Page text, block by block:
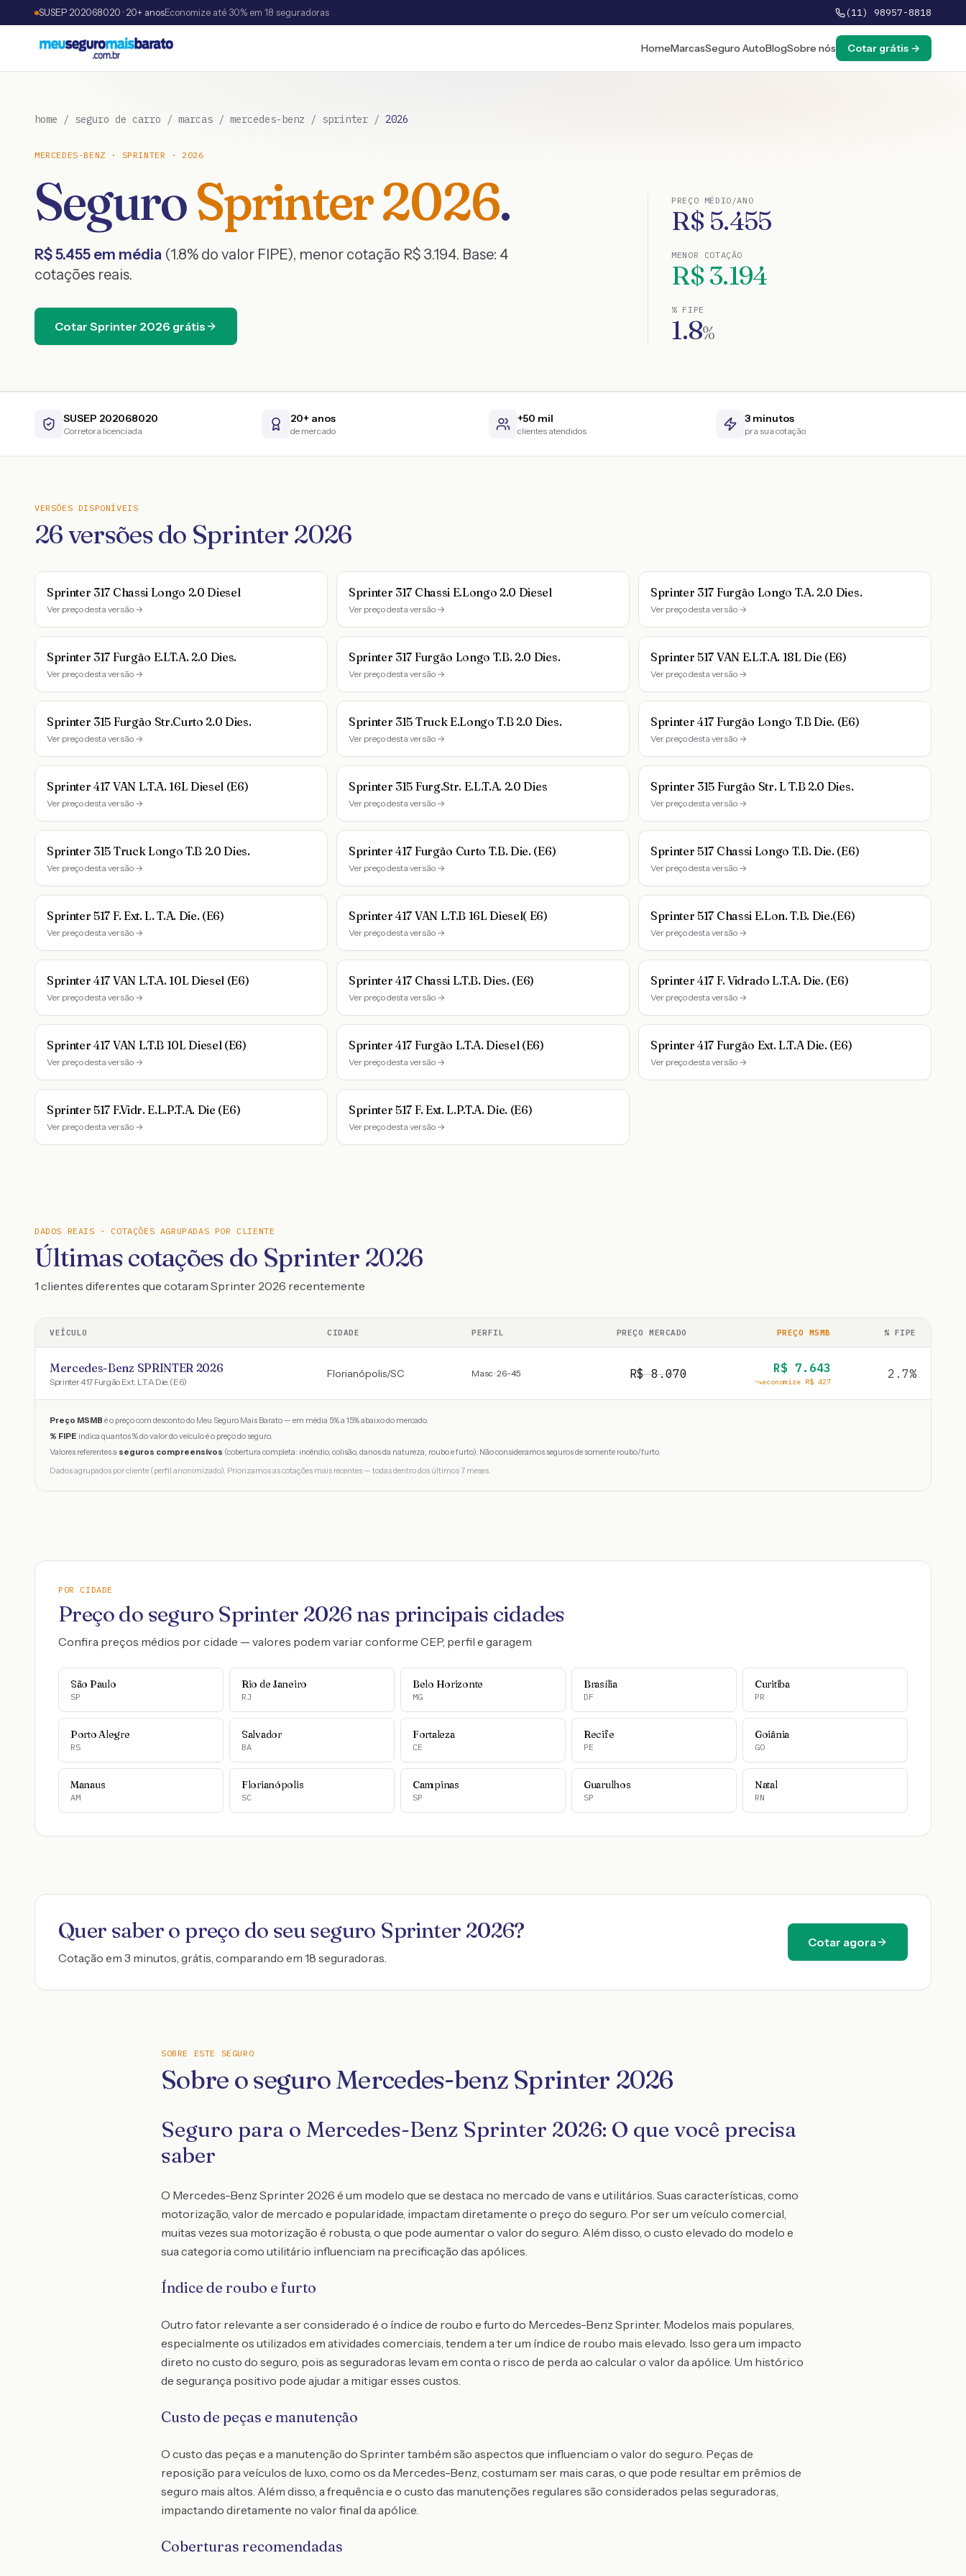
SUSEP 202068020 · 20+ anosEconomize até 30% em 18 seguradoras (11) 98957-8818
HomeMarcasSeguro AutoBlogSobre nós Cotar grátis →
home / seguro de carro / marcas / mercedes-benz / sprinter / 2026
MERCEDES-BENZ· SPRINTER · 2026
SeguroSprinter2026.
R$5.455 em média (1.8% do valor FIPE), menor cotação R$ 3.194. Base: 4
cotações reais.
Cotar Sprinter 2026 grátis
PREÇO MÉDIO/ANO
R$ 5.455
MENOR COTAÇÃO
R$ 3.194
% FIPE
1.8%
SUSEP 202068020
Corretora licenciada
20+ anos
de mercado
+50 mil
clientes atendidos
3 minutos
pra sua cotação
VERSÕES DISPONÍVEIS
26versões do Sprinter 2026
Sprinter 317 Chassi Longo 2.0 Diesel
Ver preço desta versão →
Sprinter 317 Chassi E.Longo 2.0 Diesel
Ver preço desta versão →
Sprinter 317 Furgão Longo T.A. 2.0 Dies.
Ver preço desta versão →
Sprinter 317 Furgão E.LT.A. 2.0 Dies.
Ver preço desta versão →
Sprinter 317 Furgão Longo T.B. 2.0 Dies.
Ver preço desta versão →
Sprinter 517 VAN E.L.T.A. 18L Die (E6)
Ver preço desta versão →
Sprinter 315 Furgão Str.Curto 2.0 Dies.
Ver preço desta versão →
Sprinter 315 Truck E.Longo T.B 2.0 Dies.
Ver preço desta versão →
Sprinter 417 Furgão Longo T.B Die. (E6)
Ver preço desta versão →
Sprinter 417 VAN L.T.A. 16L Diesel (E6)
Ver preço desta versão →
Sprinter 315 Furg.Str. E.L.T.A. 2.0 Dies
Ver preço desta versão →
Sprinter 315 Furgão Str. L T.B 2.0 Dies.
Ver preço desta versão →
Sprinter 315 Truck Longo T.B 2.0 Dies.
Ver preço desta versão →
Sprinter 417 Furgão Curto T.B. Die. (E6)
Ver preço desta versão →
Sprinter 517 Chassi Longo T.B. Die. (E6)
Ver preço desta versão →
Sprinter 517 F. Ext. L. T.A. Die. (E6)
Ver preço desta versão →
Sprinter 417 VAN L.T.B 16L Diesel( E6)
Ver preço desta versão →
Sprinter 517 Chassi E.Lon. T.B. Die.(E6)
Ver preço desta versão →
Sprinter 417 VAN L.T.A. 10L Diesel (E6)
Ver preço desta versão →
Sprinter 417 Chassi L.T.B. Dies. (E6)
Ver preço desta versão →
Sprinter 417 F. Vidrado L.T.A. Die. (E6)
Ver preço desta versão →
Sprinter 417 VAN L.T.B 10L Diesel (E6)
Ver preço desta versão →
Sprinter 417 Furgão L.T.A. Diesel (E6)
Ver preço desta versão →
Sprinter 417 Furgão Ext. L.T.A Die. (E6)
Ver preço desta versão →
Sprinter 517 F.Vidr. E.L.P.T.A. Die (E6)
Ver preço desta versão →
Sprinter 517 F. Ext. L.P.T.A. Die. (E6)
Ver preço desta versão →
DADOS REAIS · COTAÇÕES AGRUPADAS POR CLIENTE
Últimas cotações do Sprinter 2026
1 clientes diferentes que cotaram Sprinter 2026 recentemente
VEÍCULO CIDADE PERFIL PREÇO MERCADO PREÇO MSMB % FIPE
Mercedes-Benz SPRINTER 2026
Sprinter 417 Furgão Ext. L.T.A Die. (E6)
Florianópolis/SC Masc · 26-45 R$8.070 R$ 7.643
economize R$ 427
2.7%
Preço MSMB é o preço com desconto do Meu Seguro Mais Barato — em média 5% a 15% abaixo do mercado.
% FIPE indica quantos % do valor do veículo é o preço do seguro.
Valores referentes a seguros compreensivos (cobertura completa: incêndio, colisão, danos da natureza, roubo e furto). Não consideramos seguros de somente roubo/furto.
Dados agrupados por cliente (perfil anonimizado). Priorizamos as cotações mais recentes — todas dentro dos últimos 7 meses.
POR CIDADE
Preço do seguro Sprinter 2026 nas principais cidades
Confira preços médios por cidade — valores podem variar conforme CEP, perfil e garagem
São Paulo
SP
Rio de Janeiro
RJ
Belo Horizonte
MG
Brasília
DF
Curitiba
PR
Porto Alegre
RS
Salvador
BA
Fortaleza
CE
Recife
PE
Goiânia
GO
Manaus
AM
Florianópolis
SC
Campinas
SP
Guarulhos
SP
Natal
RN
Quer saber o preço do seu seguro Sprinter 2026?
Cotação em 3 minutos, grátis, comparando em 18 seguradoras.
Cotar agora
SOBRE ESTE SEGURO
Sobre o seguro Mercedes-benz Sprinter 2026
Seguro para o Mercedes-Benz Sprinter 2026: O que você precisa
saber
O Mercedes-Benz Sprinter 2026 é um modelo que se destaca no mercado de vans e utilitários. Suas características, como
motorização, valor de mercado e popularidade, impactam diretamente o preço do seguro. Por ser um veículo comercial,
muitas vezes sua motorização é robusta, o que pode aumentar o valor do seguro. Além disso, o custo elevado do modelo e
sua categoria como utilitário influenciam na precificação das apólices.
Índice de roubo e furto
Outro fator relevante a ser considerado é o índice de roubo e furto do Mercedes-Benz Sprinter. Modelos mais populares,
especialmente os utilizados em atividades comerciais, tendem a ter um índice de roubo mais elevado. Isso gera um impacto
direto no custo do seguro, pois as seguradoras levam em conta o risco de perda ao calcular o valor da apólice. Um histórico
de segurança positivo pode ajudar a mitigar esses custos.
Custo de peças e manutenção
O custo das peças e a manutenção do Sprinter também são aspectos que influenciam o valor do seguro. Peças de
reposição para veículos de luxo, como os da Mercedes-Benz, costumam ser mais caras, o que pode resultar em prêmios de
seguro mais altos. Além disso, a frequência e o custo das manutenções regulares são considerados pelas seguradoras,
impactando diretamente no valor final da apólice.
Coberturas recomendadas